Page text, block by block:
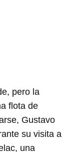
pero la
flota de
Gustavo
su visita a
una